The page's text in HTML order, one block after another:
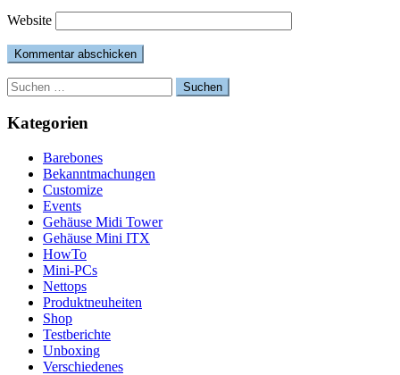
Website
Suchen
nach:
Kategorien
Barebones
Bekanntmachungen
Customize
Events
Gehäuse Midi Tower
Gehäuse Mini ITX
HowTo
Mini-PCs
Nettops
Produktneuheiten
Shop
Testberichte
Unboxing
Verschiedenes